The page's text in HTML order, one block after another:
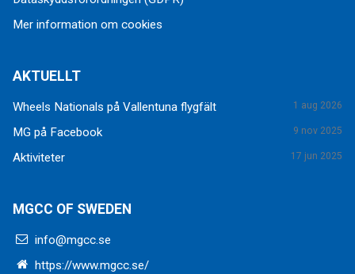
Mer information om cookies
AKTUELLT
Wheels Nationals på Vallentuna flygfält 1 aug 2026
MG på Facebook 9 nov 2025
Aktiviteter 17 jun 2025
MGCC OF SWEDEN
info@mgcc.se
https://www.mgcc.se/